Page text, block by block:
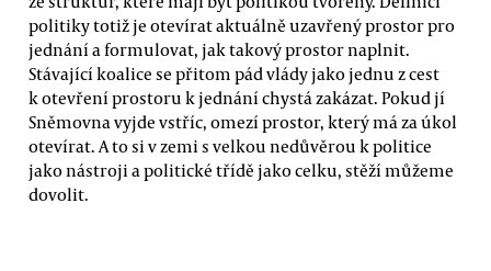
politiky totiž je otevírat aktuálně uzavřený prostor pro
jednání a formulovat, jak takový prostor naplnit.
Stávající koalice se přitom pád vlády jako jednu z cest
k otevření prostoru k jednání chystá zakázat. Pokud jí
Sněmovna vyjde vstříc, omezí prostor, který má za úkol
otevírat. A to si v zemi s velkou nedůvěrou k politice
jako nástroji a politické třídě jako celku, stěží můžeme
dovolit.